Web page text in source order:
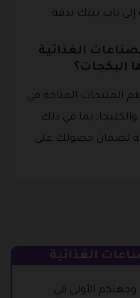
باب بيتك بدقة.
الغذائية
البكجات؟
المنتجات المتاحة في
بما في ذلك
لضمان حصولك على
الغذائية
وجهتكم الأولى في